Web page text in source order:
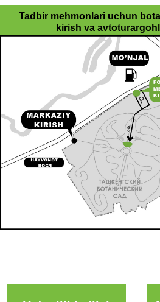
Tadbir mehmonlari uchun
kirish va